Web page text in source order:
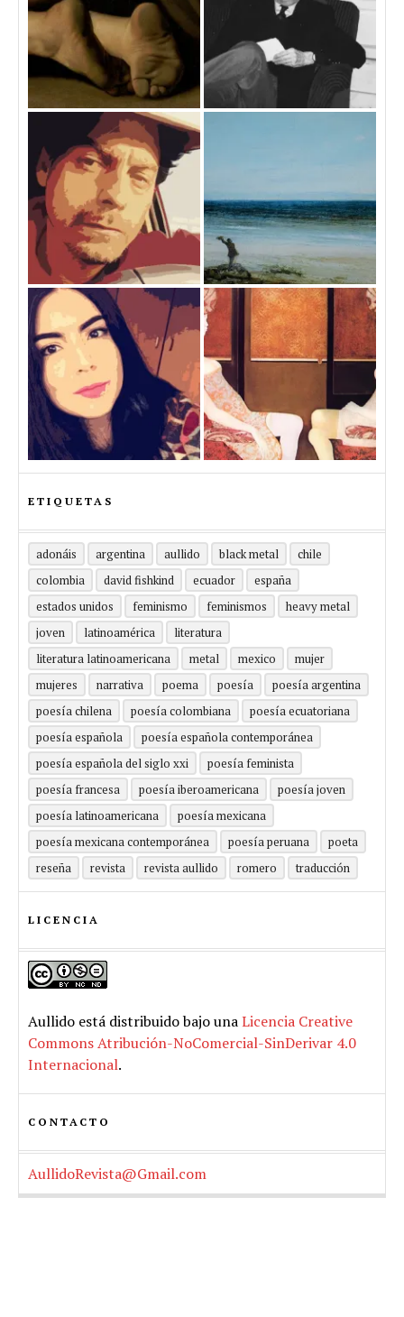
ETIQUETAS
adonáis argentina aullido black metal
chile
colombia
david fishkind ecuador
españa
estados unidos
feminismo feminismos
heavy metal
joven
latinoamérica
literatura
literatura latinoamericana
metal mexico
mujer
mujeres
narrativa poema poesía
poesía argentina
poesía chilena
poesía colombiana
poesía ecuatoriana
poesía española
poesía española contemporánea
poesía española del siglo xxi
poesía feminista
poesía francesa
poesía iberoamericana
poesía joven
poesía latinoamericana
poesía mexicana
poesía mexicana contemporánea
poesía peruana
poeta
reseña
revista revista aullido romero traducción
LICENCIA
Aullido está distribuido bajo unaLicencia Creative
Commons Atribución-NoComercial-SinDerivar 4.0
Internacional.
CONTACTO
AullidoRevista@Gmail.com